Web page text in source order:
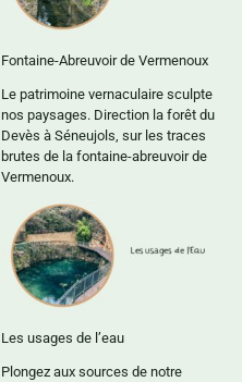
Fontaine-Abreuvoir de Vermenoux
Le patrimoine vernaculaire sculpte
nos paysages. Direction la forêt du
Devès à Séneujols, sur les traces
brutes de la fontaine-abreuvoir de
Vermenoux.
Les usages de l’eau
Plongez aux sources de notre